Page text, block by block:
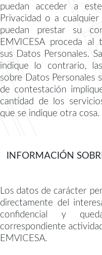
puedan acceder a
Privacidad o a
puedan prestar su
EMVICESA proceda al
sus Datos Personales.
indique lo contrario,
sobre Datos Personales
de contestación
cantidad de los
que se indique otra cosa.
INFORMACIÓN
Los datos de carácter
directamente del
confidencial y
correspondiente
EMVICESA.